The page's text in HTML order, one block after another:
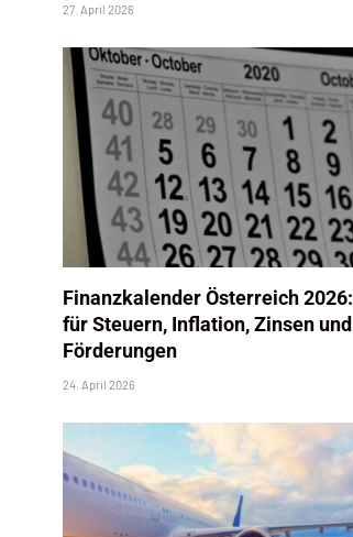
27. April 2026
Finanzkalender Österreich
für Steuern, Inflation, Zinsen und
Förderungen
24. April 2026